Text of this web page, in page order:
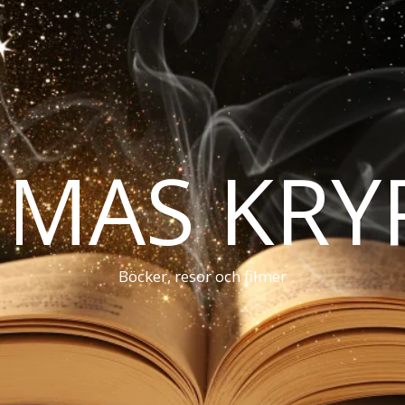
Böcker, resor och filmer